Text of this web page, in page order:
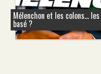
Mélenchon et les colons...
basé ?